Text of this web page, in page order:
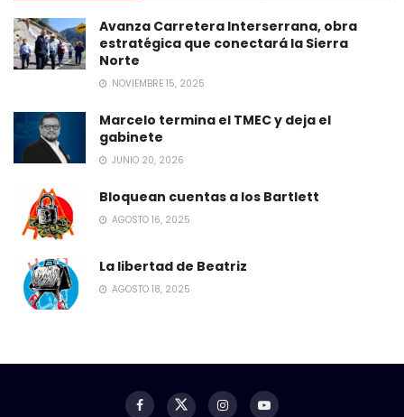
Avanza Carretera Interserrana, obra
estratégica que conectará la Sierra
Norte
NOVIEMBRE 15, 2025
Marcelo termina el TMEC y deja el
gabinete
JUNIO 20, 2026
Bloquean cuentas a los Bartlett
AGOSTO 16, 2025
La libertad de Beatriz
AGOSTO 18, 2025